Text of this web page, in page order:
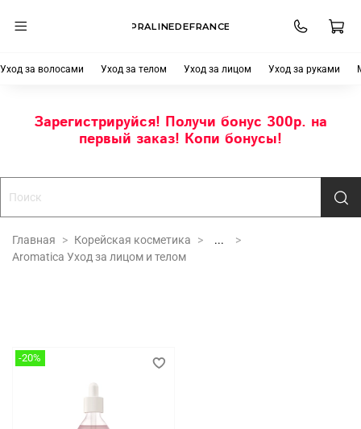
PRALINEDEFRANCE
Уход за волосами Уход за телом Уход за лицом Уход за руками
Зарегистрируйся! Получи бонус 300р. на
первый заказ! Копи бонусы!
Главная Корейская косметика
...
Aromatica Уход за лицом и телом
-20%